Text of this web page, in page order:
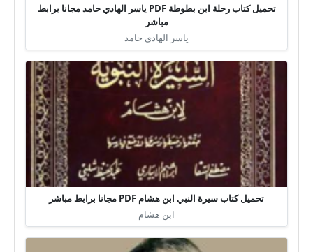
تحميل كتاب رحلة ابن بطوطة PDF ياسر الهادي حامد مجانا برابط
مباشر
ياسر الهادي حامد
تحميل كتاب سيرة النبي ابن هشام PDF مجانا برابط مباشر
ابن هشام